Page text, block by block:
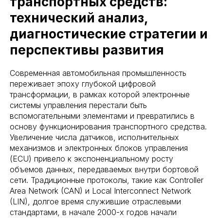
технический анализ,
диагностические стратегии и
перспективы развития
Современная автомобильная промышленность
переживает эпоху глубокой цифровой
трансформации, в рамках которой электронные
системы управления перестали быть
вспомогательными элементами и превратились в
основу функционирования транспортного средства.
Увеличение числа датчиков, исполнительных
механизмов и электронных блоков управления
(ECU) привело к экспоненциальному росту
объемов данных, передаваемых внутри бортовой
сети. Традиционные протоколы, такие как Controller
Area Network (CAN) и Local Interconnect Network
(LIN), долгое время служившие отраслевыми
стандартами, в начале 2000-х годов начали